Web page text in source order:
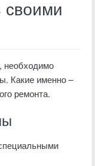
своими
необходимо
Какие именно –
ремонта.